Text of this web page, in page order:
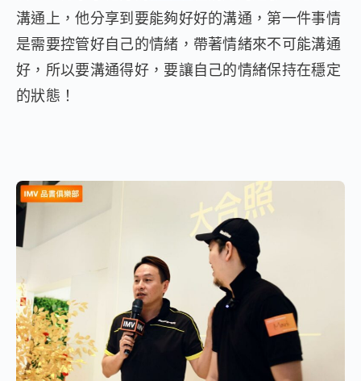
溝通上，他分享到要能夠好好的溝通，第一件事情
是需要控管好自己的情緒，帶著情緒來不可能溝通
好，所以要溝通得好，要讓自己的情緒保持在穩定
的狀態！